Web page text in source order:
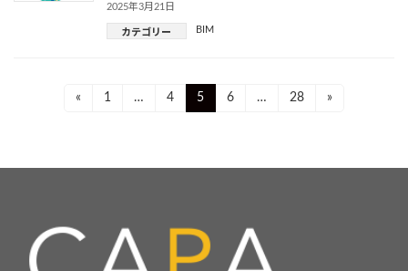
2025年3月21日
カテゴリー BIM
ー
« Page
1 … Page
4 Page
5 Page
6 … Page
28 »